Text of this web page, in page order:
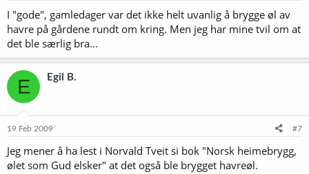
I "gode", gamledager var det ikke helt uvanlig å brygge øl av
havre på gårdene rundt om kring. Men jeg har mine tvil om at
det ble særlig bra...
E Egil B.
19 Feb 2009 #7
Jeg mener å ha lest i Norvald Tveit si bok "Norsk heimebrygg,
ølet som Gud elsker" at det også ble brygget havreøl.